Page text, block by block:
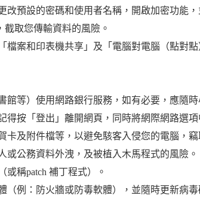
改預設的密碼和使用者名稱，開啟加密功能
取您傳輸資料的風險。
檔案和印表機共享」及「電腦對電腦（點對
館等）使用網路銀行服務，如有必要，應隨
按「登出」離開網頁，同時將網際網路選項
卡及附件檔等，以避免駭客入侵您的電腦，竊
或公務資料外洩，及被植入木馬程式的風險。
稱patch 補丁程式）。
（例：防火牆或防毒軟體），並隨時更新病